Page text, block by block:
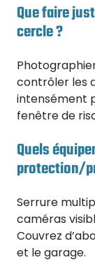
Que faire
cercle ?
contrôler les
intensément
fenêtre de
Quels
protection/
Serrure
caméras
Couvrez
et le garage.